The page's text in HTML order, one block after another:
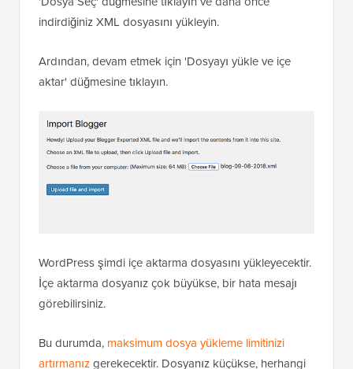
indirdiğiniz XML dosyasını yükleyin.
Ardından, devam etmek için 'Dosyayı yükle ve içe
aktar' düğmesine tıklayın.
WordPress şimdi içe aktarma dosyasını yükleyecektir.
İçe aktarma dosyanız çok büyükse, bir hata mesajı
görebilirsiniz.
Bu durumda, maksimum dosya yükleme limitinizi
artırmanızgerekecektir. Dosyanız küçükse, herhangi